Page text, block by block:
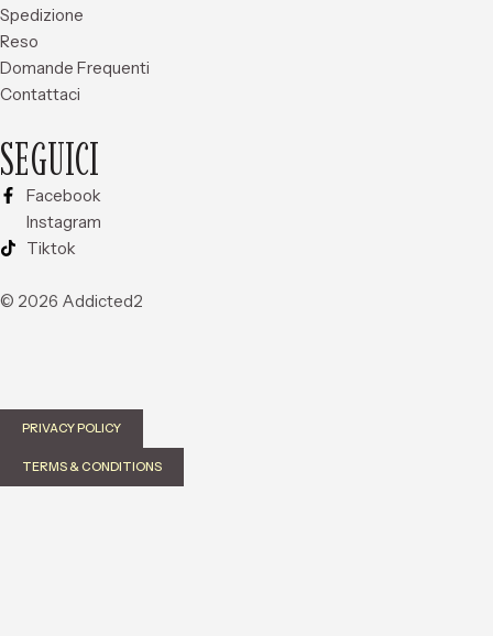
Spedizione
Reso
Domande Frequenti
Contattaci
SEGUICI
Facebook
Instagram
Tiktok
© 2026 Addicted2
PRIVACY POLICY
TERMS & CONDITIONS